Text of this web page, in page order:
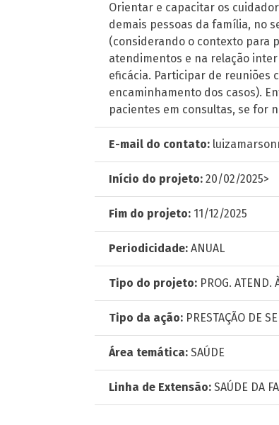
Orientar e capacitar os
demais pessoas da família, no
(considerando o contexto para
atendimentos e na relação
eficácia. Participar de reuniões
encaminhamento dos casos).
pacientes em consultas, se for
E-mail do contato:
Início do projeto: 20/02/2025>
Fim do projeto: 11/12/2025
Periodicidade: ANUAL
Tipo do projeto: PROG. ATEND.
Tipo da ação: PRESTAÇÃO DE
Área temática: SAÚDE
Linha de Extensão: SAÚDE DA